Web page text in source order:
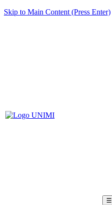
Skip to Main Content (Press Enter)
☰